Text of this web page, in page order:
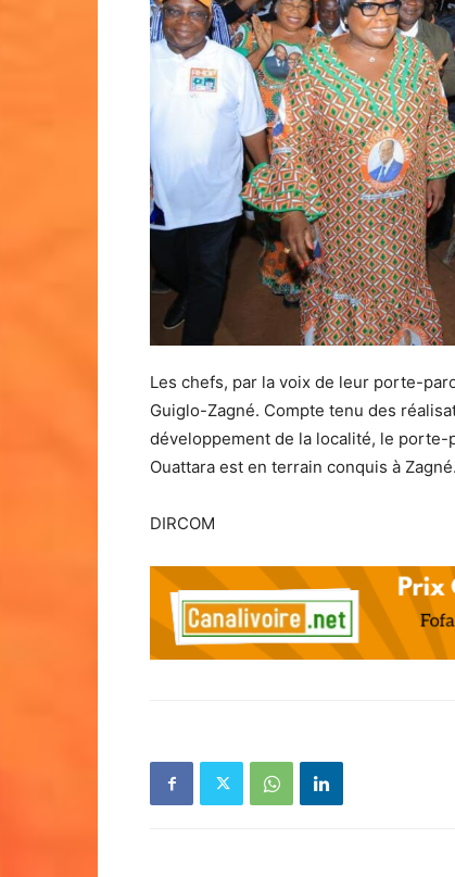
Les chefs, par la voix de leur porte-
Guiglo-Zagné. Compte tenu des
développement de la localité, le porte-
Ouattara est en terrain conquis à Zagné.
DIRCOM